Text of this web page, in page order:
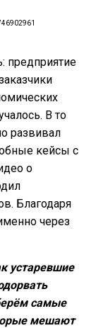
предприятие
В то
развивал
кейсы с
о
Благодаря
через
устаревшие
самые
мешают